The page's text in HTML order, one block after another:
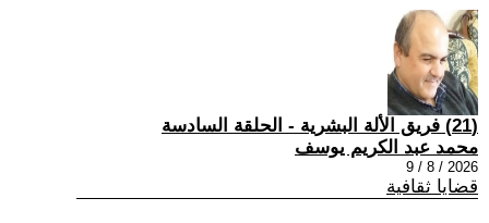
(21) فريق الألة البشرية - الحلقة السادسة
محمد عبد الكريم يوسف
2026 / 8 / 9
قضايا ثقافية